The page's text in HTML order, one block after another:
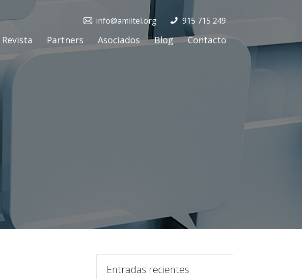
915 715 249
info@amiitel.org
Revista Partners Asociados Blog Contacto
Entradas recientes